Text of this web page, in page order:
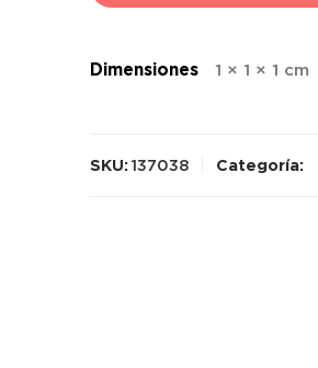
Dimensiones 1 × 1 × 1 cm
SKU:137038 Categoría: